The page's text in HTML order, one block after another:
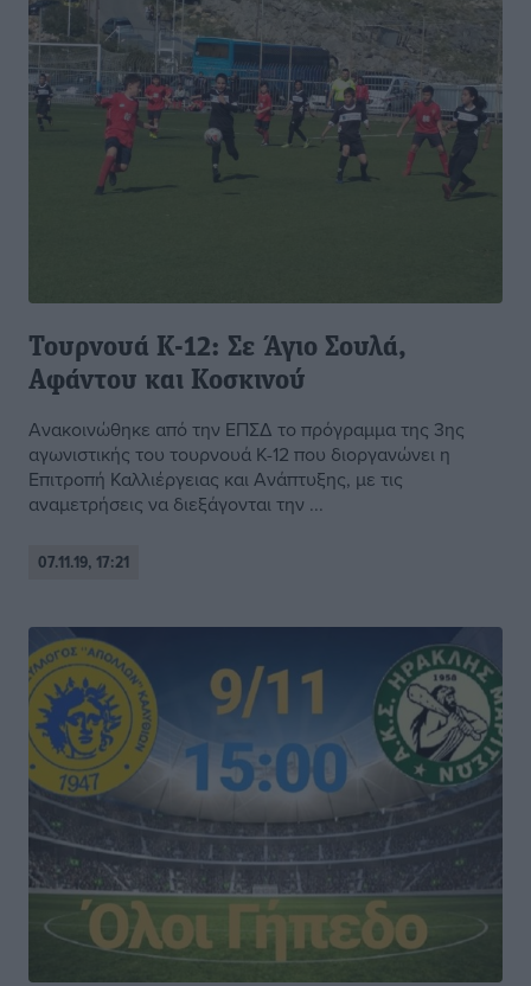
Τουρνουά Κ-12: Σε Άγιο Σουλά,
Αφάντου και Κοσκινού
Ανακοινώθηκε από την ΕΠΣΔ το πρόγραμμα της 3ης
αγωνιστικής του τουρνουά Κ-12 που διοργανώνει η
Επιτροπή Καλλιέργειας και Ανάπτυξης, με τις
αναμετρήσεις να διεξάγονται την ...
07.11.19, 17:21